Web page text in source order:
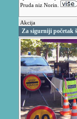
Pruda niz Norin.
Akcija
Za sigurniji početak